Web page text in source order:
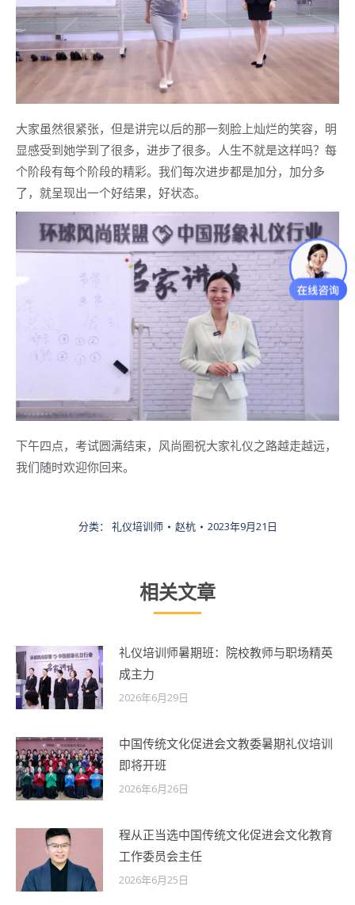
大家虽然很紧张，但是讲完以后的那一刻脸上灿烂的笑容，明
显感受到她学到了很多，进步了很多。人生不就是这样吗？每
个阶段有每个阶段的精彩。我们每次进步都是加分，加分多
了，就呈现出一个好结果，好状态。
下午四点，考试圆满结束，风尚圈祝大家礼仪之路越走越远，
我们随时欢迎你回来。
分类： 礼仪培训师 赵杭 2023年9月21日
相关文章
礼仪培训师暑期班：院校教师与职场精英
成主力
2026年6月29日
中国传统文化促进会文教委暑期礼仪培训
即将开班
2026年6月26日
程从正当选中国传统文化促进会文化教育
工作委员会主任
2026年6月25日